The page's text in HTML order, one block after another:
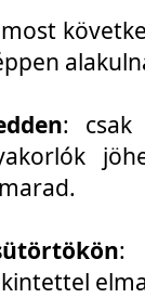
: csak
: